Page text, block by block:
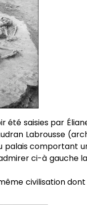
été saisies par
Labrousse
comportant
ci-à gauche
civilisation